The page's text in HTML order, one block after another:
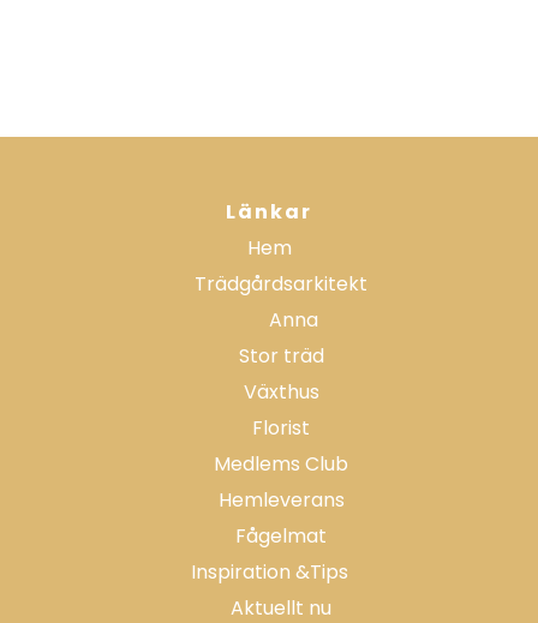
Länkar
Hem
Trädgårdsarkitekt
Anna
Stor träd
Växthus
Florist
Medlems Club
Hemleverans
Fågelmat
Inspiration &Tips
Aktuellt nu